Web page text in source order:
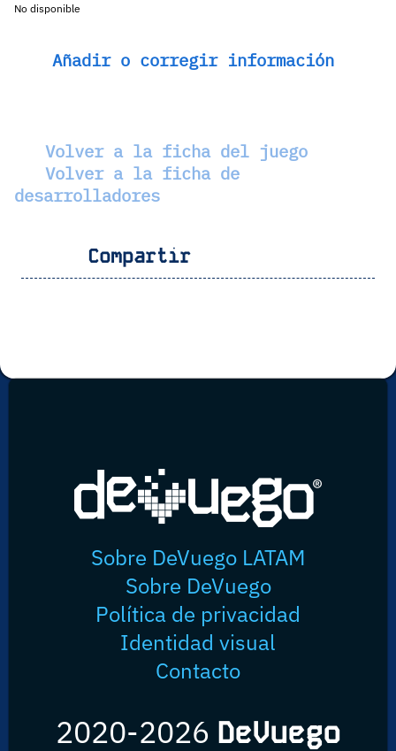
No disponible
Añadir o corregir información
Volver a la ficha del juego
Volver a la ficha de
desarrolladores
Compartir
Sobre DeVuego LATAM
Sobre DeVuego
Política de privacidad
Identidad visual
Contacto
2020-2026 DeVuego